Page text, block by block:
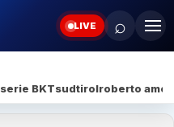
LIVE ⌕
serie BKTsudtirolroberto